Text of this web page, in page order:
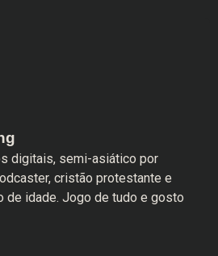
digitais, semi-asiático por
cristão protestante e
de idade. Jogo de tudo e gosto